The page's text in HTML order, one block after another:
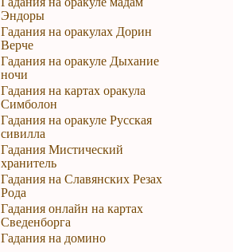
Эндоры
Гадания на оракулах Дорин
Верче
Гадания на оракуле Дыхание
ночи
Гадания на картах оракула
Симболон
Гадания на оракуле Русская
сивилла
Гадания Мистический
хранитель
Гадания на Славянских Резах
Рода
Гадания онлайн на картах
Сведенборга
Гадания на домино